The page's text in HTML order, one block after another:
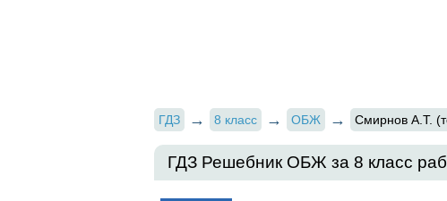
ГДЗ 8 класс ОБЖ Смирнов А.Т.
ГДЗ Решебник ОБЖ за 8 класс